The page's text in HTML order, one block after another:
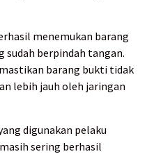
menemukan barang
sudah berpindah tangan.
barang bukti tidak
lebih jauh oleh jaringan
digunakan pelaku
sering berhasil